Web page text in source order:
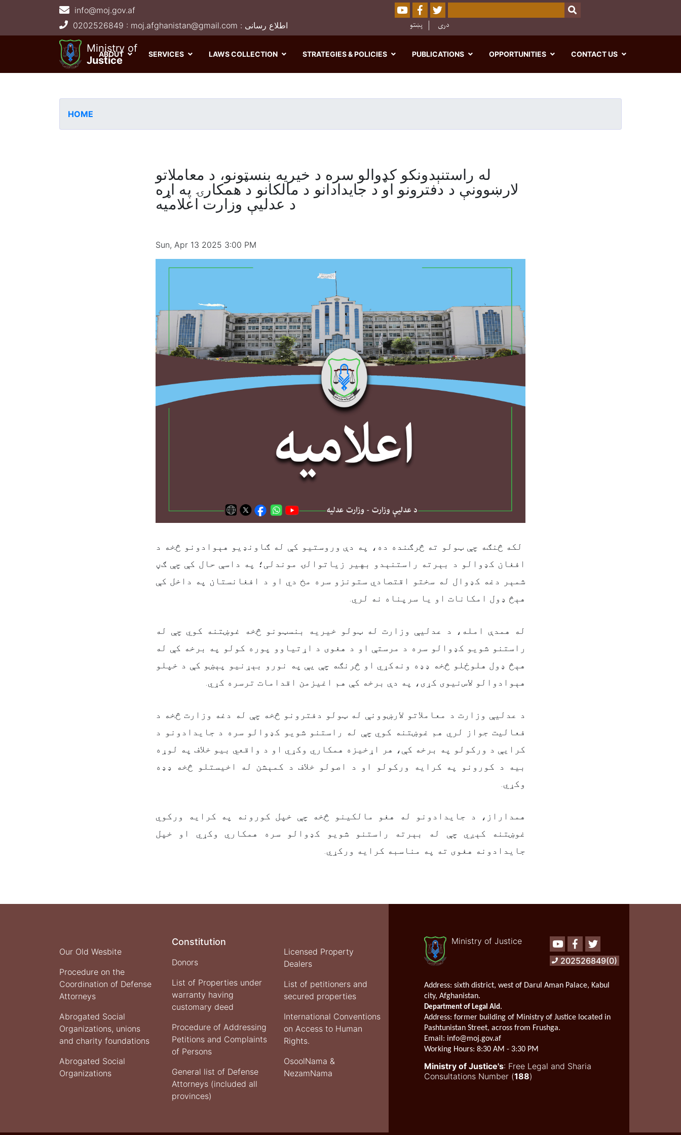
Ministry of
Justice
info@moj.gov.af
0202526849 : moj.afghanistan@gmail.com : اطلاع رسانی
YoutubeFacebook
Twitter
Search
پښتو دری
Main navigation
ABOUT SERVICES LAWS COLLECTION STRATEGIES & POLICIES PUBLICATIONS OPPORTUNITIES CONTACT US
HOME
له راستنېدونکو کډوالو سره د خیریه بنسټونو، د معاملاتو
لارښوونې د دفترونو او د جایدادانو د مالکانو د همکارۍ په اړه
د عدلیې وزارت اعلامیه
Sun, Apr 13 2025 3:00 PM
لکه څنګه چې ټولو ته څرګنده ده، په دې وروستیو کې له ګاونډیو هېوادونو څخه د
افغان کډوالو د بېرته راستنېدو بهیر زیاتوالۍ موندلی؛ په داسې حال کې چې ګڼ
شمېر دغه کډوال له سختو اقتصادي ستونزو سره مخ دي او د افغانستان په داخل کې
هېڅ ډول امکانات او یا سرپناه نه لري.
له همدې امله، د عدليې وزارت له ټولو خیریه بنسټونو څخه غوښتنه کوي چې له
راستنو شویو کډوالو سره د مرستې او د هغوی د اړتیاوو پوره کولو په برخه کې له
هېڅ ډول هلوځلو څخه ډډه ونه‌کړي او څرنګه چې یې په نورو بېړنیو پېښو کې د خپلو
هېوادوالو لاس‌نیوی کړی، په دې برخه کې هم اغیزمن اقدامات ترسره کړي.
د عدلیې وزارت د معاملاتو لارښوونې له ټولو دفترونو څخه چې له دغه وزارت څخه د
فعالیت جواز لري هم غوښتنه کوي چې له راستنو شویو کډوالو سره د جایدادونو د
کرایې د ورکولو په برخه کې، هر اړخیزه همکاري وکړي او د واقعي بیو خلاف په لوړه
بیه د کورونو په کرایه ورکولو او د اصولو خلاف د کمېشن له اخیستلو څخه ډډه
وکړي.
همداراز، د جایدادونو له هغو مالکینو څخه چې خپل کورونه په کرایه ورکوي
غوښتنه کېږي چې له بېرته راستنو شویو کډوالو سره همکاري وکړي او خپل
جایدادونه هغوی ته په مناسبه کرایه ورکړي.
Our Old Wesbite
Procedure on the
Coordination of Defense
Attorneys
Abrogated Social
Organizations, unions
and charity foundations
Abrogated Social
Organizations
Constitution
Donors
List of Properties under
warranty having
customary deed
Procedure of Addressing
Petitions and Complaints
of Persons
General list of Defense
Attorneys (included all
provinces)
Licensed Property
Dealers
List of petitioners and
secured properties
International Conventions
on Access to Human
Rights.
OsoolNama &
NezamNama
Ministry of Justice YoutubeFacebookTwitter
202526849(0)
Address: sixth district, west of Darul Aman Palace, Kabul
city, Afghanistan.
Department of Legal Aid.
Address: former building of Ministry of Justice located in
Pashtunistan Street, across from Frushga.
Email: info@moj.gov.af
Working Hours: 8:30 AM - 3:30 PM
Ministry of Justice's: Free Legal and Sharia
Consultations Number (188)